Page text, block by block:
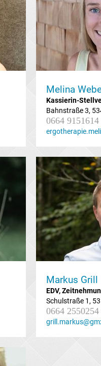
Melina
Kassierin-
Bahnstraße 3,
0664 9151614
Markus Grill
EDV,
Schulstraße 1,
0664 2550254